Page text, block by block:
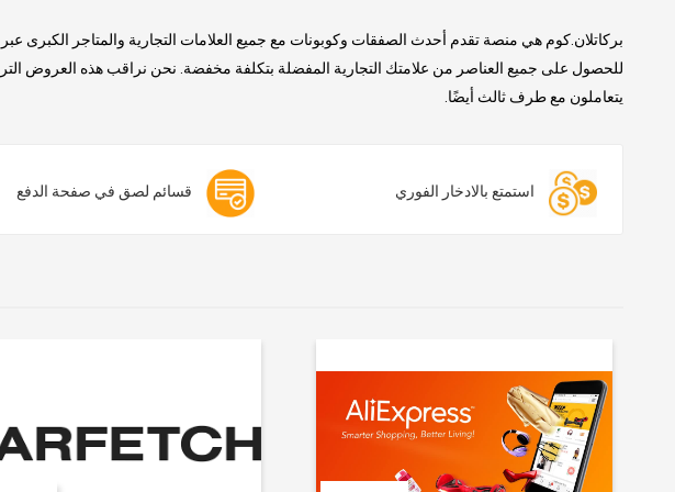
بركاتلان.كوم هي منصة تقدم أحدث الصفقات وكوبونات مع جميع العلامات التجارية والمتاجر الكبرى
للحصول على جميع العناصر من علامتك التجارية المفضلة بتكلفة مخفضة. نحن نراقب هذه العروض
يتعاملون مع طرف ثالث أيضًا.
قسائم لصق في صفحة الدفع استمتع بالادخار الفوري